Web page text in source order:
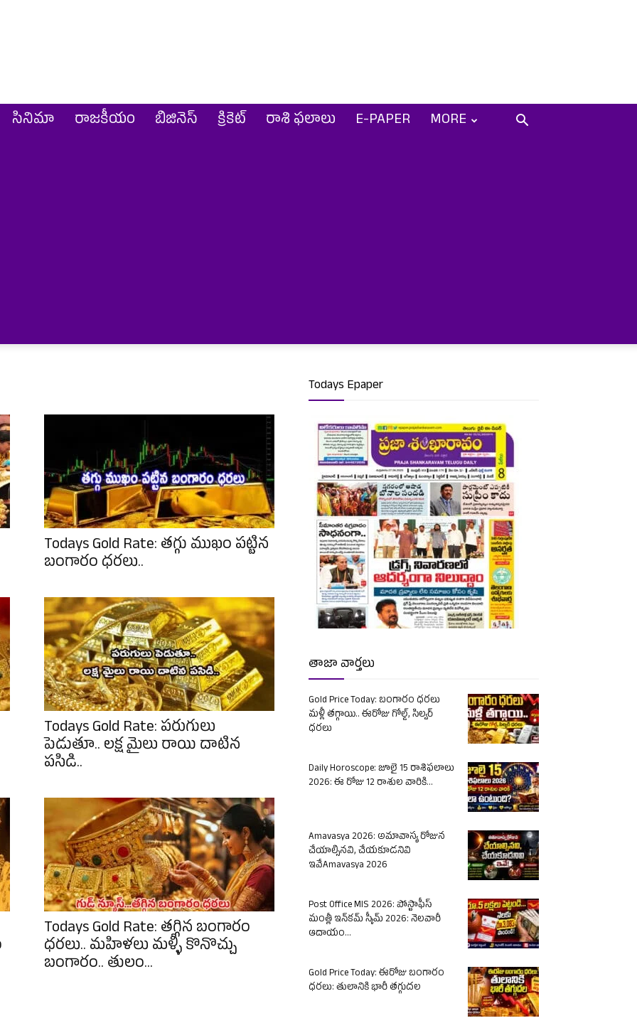
సినిమా రాజకీయం బిజినెస్ క్రికెట్‌ రాశి ఫలాలు E-PAPER MORE
Todays Gold Rate: తగ్గు ముఖం పట్టిన
బంగారం ధరలు..
Todays Gold Rate: పరుగులు
పెడుతూ.. లక్ష మైలు రాయి దాటిన
పసిడి..
Todays Gold Rate: తగ్గిన బంగారం
ధరలు.. మహిళలు మళ్ళీ కొనొచ్చు
బంగారం.. తులం...
Todays Epaper
తాజా వార్తలు
Gold Price Today: బంగారం ధరలు
మళ్లీ తగ్గాయి.. ఈరోజు గోల్డ్, సిల్వర్
ధరలు
Daily Horoscope: జూలై 15 రాశిఫలాలు
2026: ఈ రోజు 12 రాశుల వారికి...
Amavasya 2026: అమావాస్య రోజున
చేయాల్సినవి, చేయకూడనివి
ఇవేAmavasya 2026
Post Office MIS 2026: పోస్టాఫీస్
మంత్లీ ఇన్‌కమ్ స్కీమ్ 2026: నెలవారీ
ఆదాయం...
Gold Price Today: ఈరోజు బంగారం
ధరలు: తులానికి భారీ తగ్గుదల